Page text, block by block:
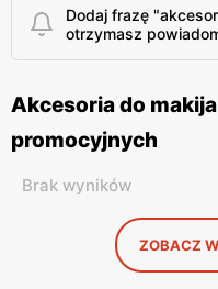
Dodaj frazę
otrzymasz
Akcesoria do
promocyjnych
Brak wyników
ZOBACZ